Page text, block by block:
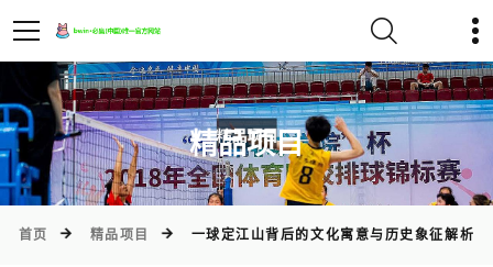
)
精品项目
首页 精品项目 一球定江山背后的文化寓意与历史象征解析